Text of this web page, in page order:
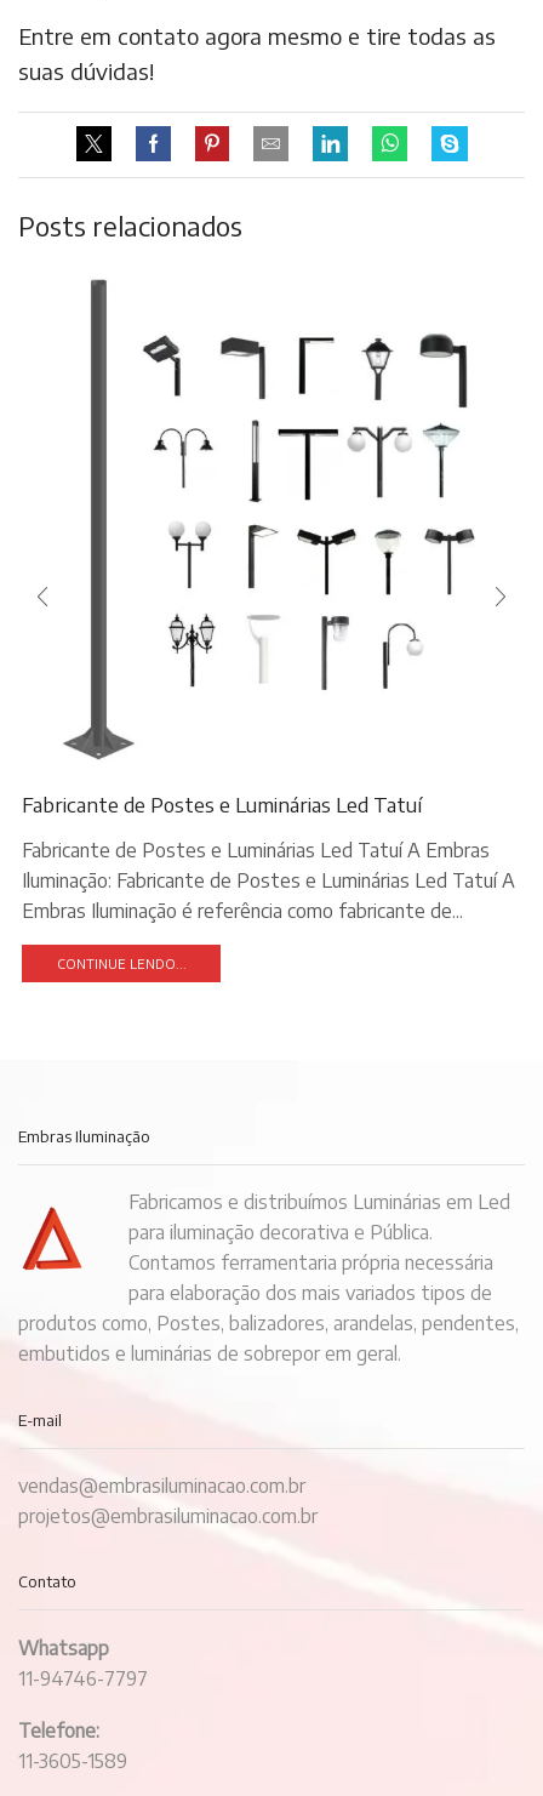
Entre em contato agora mesmo e tire todas as
suas dúvidas!
Posts relacionados
Fabricante de Postes e Luminárias Led Tatuí
Fabricante de Postes e Luminárias Led Tatuí A Embras
Iluminação: Fabricante de Postes e Luminárias Led Tatuí A
Embras Iluminação é referência como fabricante de...
CONTINUE LENDO...
Embras Iluminação
Fabricamos e distribuímos Luminárias em Led
para iluminação decorativa e Pública.
Contamos ferramentaria própria necessária
para elaboração dos mais variados tipos de
produtos como, Postes, balizadores, arandelas, pendentes,
embutidos e luminárias de sobrepor em geral.
E-mail
vendas@embrasiluminacao.com.br
projetos@embrasiluminacao.com.br
Contato
Whatsapp
11-94746-7797
Telefone:
11-3605-1589